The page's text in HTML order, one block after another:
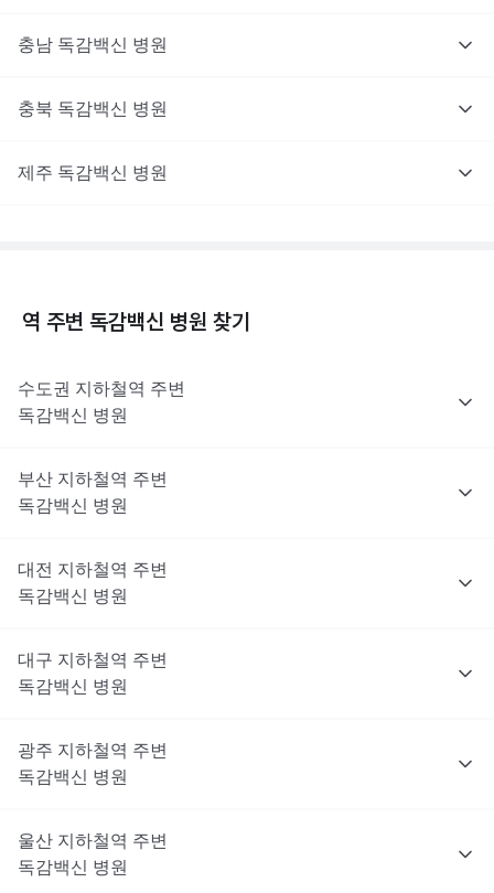
충남 독감백신 병원
충북 독감백신 병원
제주 독감백신 병원
역 주변 독감백신 병원 찾기
수도권 지하철역 주변
독감백신
병원
부산 지하철역 주변
독감백신
병원
대전 지하철역 주변
독감백신
병원
대구 지하철역 주변
독감백신
병원
광주 지하철역 주변
독감백신
병원
울산 지하철역 주변
독감백신
병원